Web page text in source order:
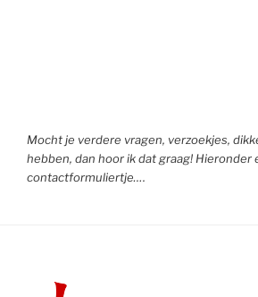
Mocht je verdere vragen, verzoekjes,
hebben, dan hoor ik dat graag! Hieronder
contactformuliertje….